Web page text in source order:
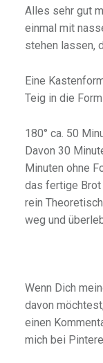
Alles sehr gut
einmal mit
stehen lassen,
Eine
Teig in die Form
180° ca. 50
Davon 30
Minuten ohne
das fertige Brot
rein
weg und
Wenn Dich
davon
einen
mich bei